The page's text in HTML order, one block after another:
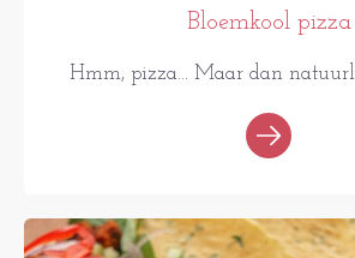
Bloemkool pizza
Hmm, pizza... Maar dan